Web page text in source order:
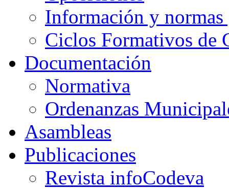
Información y normas
Ciclos Formativos de
Documentación
Normativa
Ordenanzas
Asambleas
Publicaciones
Revista infoCodeva